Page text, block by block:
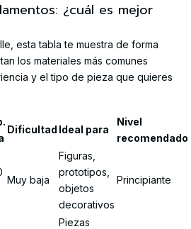
¿cuál es mejor
esta tabla te muestra de forma
los materiales más comunes
y el tipo de pieza que quieres
Dificultad Ideal para
Nivel
recomendado
Muy baja
Figuras,
prototipos,
objetos
decorativos
Principiante
Piezas